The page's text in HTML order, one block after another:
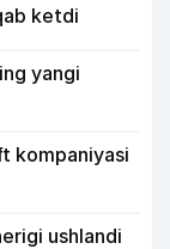
ketdi
yangi
kompaniyasi
ushlandi